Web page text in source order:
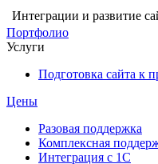
Интеграции и развитие
Портфолио
Услуги
Подготовка сайта к
Цены
Разовая поддержка
Комплексная
Интеграция с 1С